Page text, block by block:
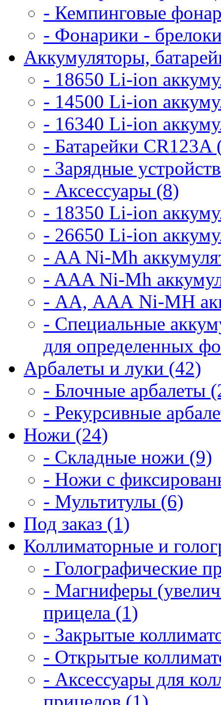
- Кемпинговые
- Фонарики -
Аккумуляторы,
- 18650 Li-ion
- 14500 Li-ion
- 16340 Li-ion
- Батарейки CR123A
- Зарядные
- Аксессуары (8)
- 18350 Li-ion
- 26650 Li-ion
- AA Ni-Mh
- AAA Ni-Mh
- АА, ААА Ni-MH
- Специальные
для определенных
Арбалеты и луки (42)
- Блочные арбалеты
- Рекурсивные
Ножи (24)
- Складные ножи (9)
- Ножи с
- Мультитулы (6)
Под заказ (1)
Коллиматорные и
- Голографические
- Магниферы
прицела (1)
- Закрытые
- Открытые
- Аксессуары для